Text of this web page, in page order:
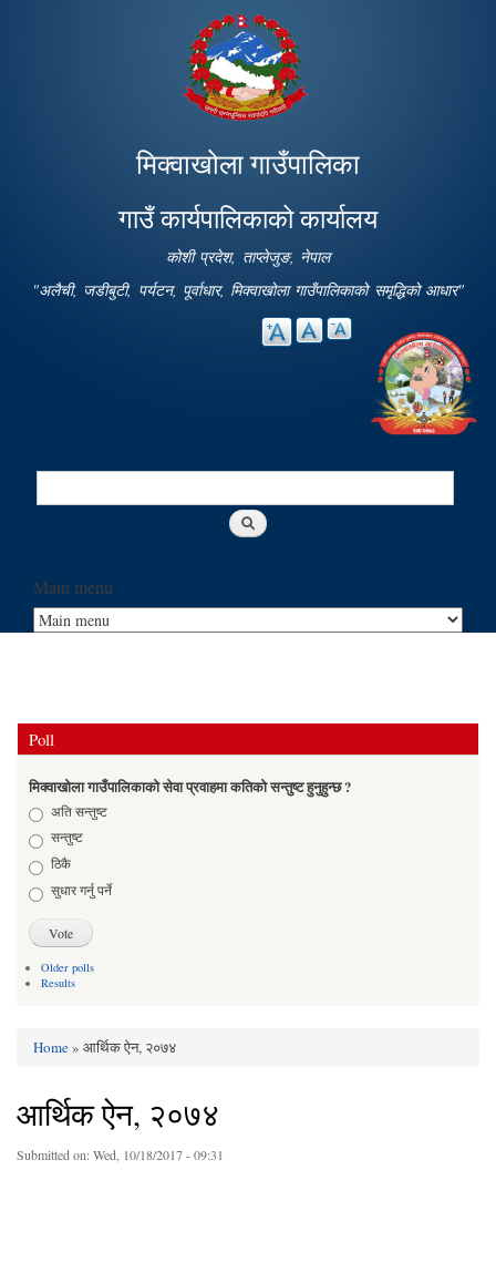
main
content
मिक्वाखोला गाउँपालिका
गाउँ कार्यपालिकाको कार्यालय
कोशी प्रदेश, ताप्लेजुङ, नेपाल
"अलैची, जडीबुटी, पर्यटन, पूर्वाधार, मिक्वाखोला गाउँपालिकाको समृद्धिको आधार"
Search
Main menu
Poll
मिक्वाखोला गाउँपालिकाको सेवा प्रवाहमा कतिको सन्तुष्ट हुनुहुन्छ ?
Choicesअति सन्तुष्ट
सन्तुष्ट
ठिकै
सुधार गर्नु पर्ने
Older polls
Results
Home» आर्थिक ऐन, २०७४
आर्थिक ऐन, २०७४
Submitted on:Wed, 10/18/2017 - 09:31